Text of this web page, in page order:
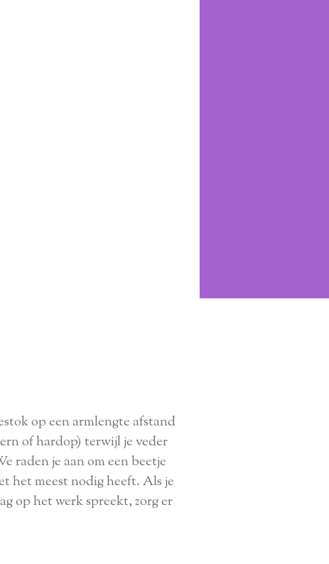
op een armlengte afstand
of hardop) terwijl je veder
raden je aan om een beetje
het meest nodig heeft. Als je
op het werk spreekt, zorg er